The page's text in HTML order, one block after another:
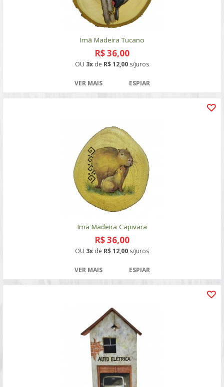
Imã Madeira Tucano
R$ 36,00
OU 3x de R$ 12,00 s/juros
VER MAIS ESPIAR
Imã Madeira Capivara
R$ 36,00
OU 3x de R$ 12,00 s/juros
VER MAIS ESPIAR